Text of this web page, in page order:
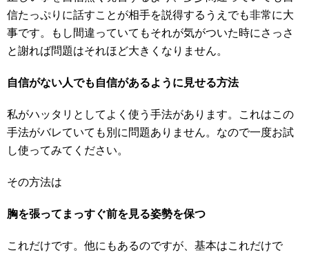
信たっぷりに話すことが相手を説得するうえでも非常に大
事です。もし間違っていてもそれが気がついた時にさっさ
と謝れば問題はそれほど大きくなりません。
自信がない人でも自信があるように見せる方法
私がハッタリとしてよく使う手法があります。これはこの
手法がバレていても別に問題ありません。なので一度お試
し使ってみてください。
その方法は
胸を張ってまっすぐ前を見る姿勢を保つ
これだけです。他にもあるのですが、基本はこれだけで